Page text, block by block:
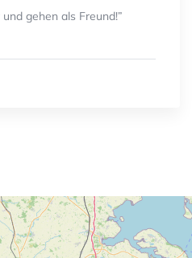
gehen als Freund!”